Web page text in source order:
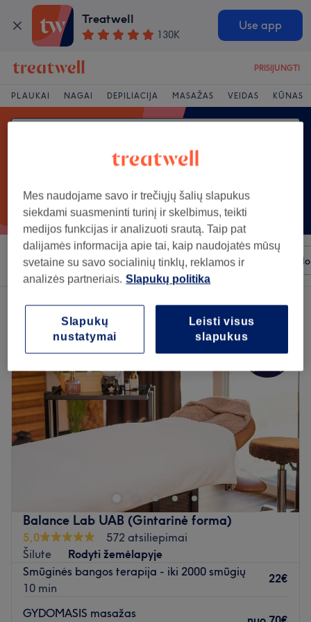
Treatwell
130K
Use app
PRISIJUNGTI
PLAUKAI NAGAI DEPILIACIJA MASAŽAS VEIDAS KŪNAS
Rūšiuoti pagal Bet kuri kaina Prekiniai ženklai
Salonas, siūlantis:gydomieji masažai rajonas: Šilute
Balance Lab UAB (Gintarinė forma)
5,0
572 atsiliepimai
Šilute
Rodyti žemėlapyje
Smūginės bangos terapija - iki 2000 smūgių
10 min
22€
GYDOMASIS masažas
Mes naudojame savo ir trečiųjų šalių slapukus
siekdami suasmeninti turinį ir skelbimus, teikti
medijos funkcijas ir analizuoti srautą. Taip pat
dalijamės informacija apie tai, kaip naudojatės mūsų
svetaine su savo socialinių tinklų, reklamos ir
analizės partneriais. Slapukų politika
Leisti visus
slapukus
Slapukų
nustatymai